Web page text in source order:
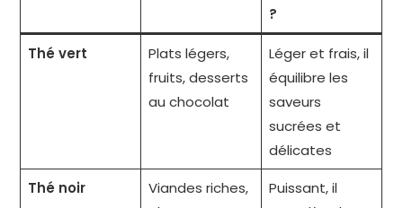
?
Thé vert
Plats légers,
fruits, desserts
au chocolat
Léger et frais, il
équilibre les
saveurs
sucrées et
délicates
Thé noir
Viandes riches,
Puissant, il